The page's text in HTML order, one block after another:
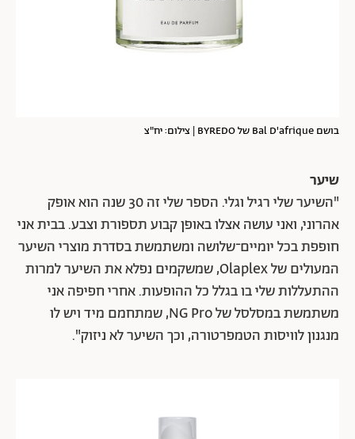
בושם Bal D'afrique של BYREDO | צילום: יח"צ
שיער
"השיער שלי רגיל וגלי. הספר שלי זה 30 שנה הוא אופק
אהרוני, ואני עושה אצלו באופן קבוע תספורת וצבע. בבית אני
חופפת בכל יומיים־שלושה ומשתמשת בסדרת מוצרי השיער
המעולים של Olaplex, שמשקמים נפלא את השיער למרות
ההתעללות שלי בו בגלל כל ההופעות. אחרי חפיפה אני
משתמשת במסלסל של NG Pro, שמתחמם מיד ויש לו
מנגנון לוויסות הטמפרטורה, וכך השיער לא ניזוק".